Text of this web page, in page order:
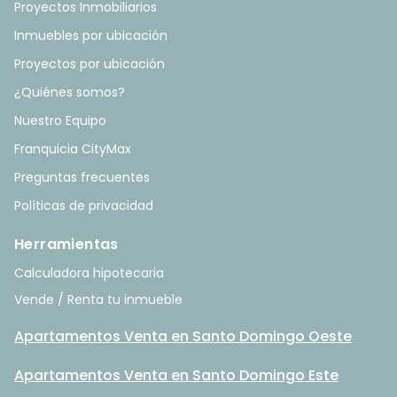
Proyectos Inmobiliarios
Inmuebles por ubicación
Proyectos por ubicación
¿Quiénes somos?
Nuestro Equipo
Franquicia CityMax
Preguntas frecuentes
Políticas de privacidad
Herramientas
Calculadora hipotecaria
Vende / Renta tu inmueble
Apartamentos Venta en Santo Domingo Oeste
Apartamentos Venta en Santo Domingo Este